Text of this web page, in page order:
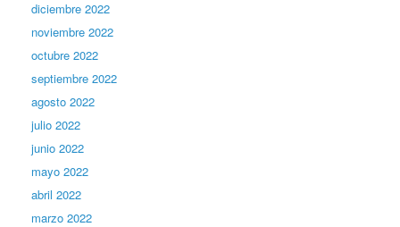
diciembre 2022
noviembre 2022
octubre 2022
septiembre 2022
agosto 2022
julio 2022
junio 2022
mayo 2022
abril 2022
marzo 2022